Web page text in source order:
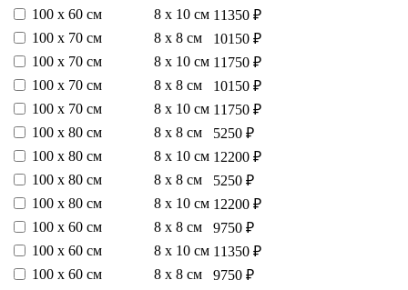
100 х 60 см
8 х 10 см 11350 ₽
100 х 70 см
8 х 8 см
10150 ₽
100 х 70 см
8 х 10 см 11750 ₽
100 х 70 см
8 х 8 см
10150 ₽
100 х 70 см
8 х 10 см 11750 ₽
100 х 80 см
8 х 8 см
5250 ₽
100 х 80 см
8 х 10 см 12200 ₽
100 х 80 см
8 х 8 см
5250 ₽
100 х 80 см
8 х 10 см 12200 ₽
100 х 60 см
8 х 8 см
9750 ₽
100 х 60 см
8 х 10 см 11350 ₽
100 х 60 см
8 х 8 см
9750 ₽